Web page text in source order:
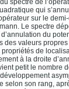
spectre de
qui
sur le
Le spectre
du
des valeurs
de
à la droite
petit le nombre
selon son rang,